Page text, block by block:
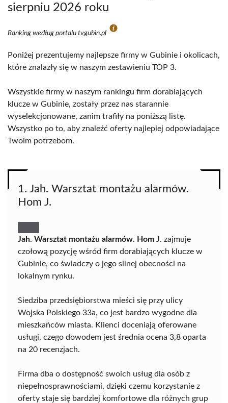
sierpniu 2026 roku
Ranking według portalu tvgubin.pl
Poniżej prezentujemy najlepsze firmy w Gubinie i okolicach,
które znalazły się w naszym zestawieniu TOP 3.
Wszystkie firmy w naszym rankingu firm dorabiających
klucze w Gubinie, zostały przez nas starannie
wyselekcjonowane, zanim trafiły na poniższą listę.
Wszystko po to, aby znaleźć oferty najlepiej odpowiadające
Twoim potrzebom.
1. Jah. Warsztat montażu alarmów.
Hom J.
Jah. Warsztat montażu alarmów. Hom J. zajmuje
czołową pozycję wśród firm dorabiających klucze w
Gubinie, co świadczy o jego silnej obecności na
lokalnym rynku.
Siedziba przedsiębiorstwa mieści się przy ulicy
Wojska Polskiego 33a, co jest bardzo wygodne dla
mieszkańców miasta. Klienci doceniają oferowane
usługi, czego dowodem jest średnia ocena 3,8 oparta
na 20 recenzjach.
Firma dba o dostępność swoich usług dla osób z
niepełnosprawnościami, dzięki czemu korzystanie z
oferty staje się bardziej komfortowe dla różnych grup